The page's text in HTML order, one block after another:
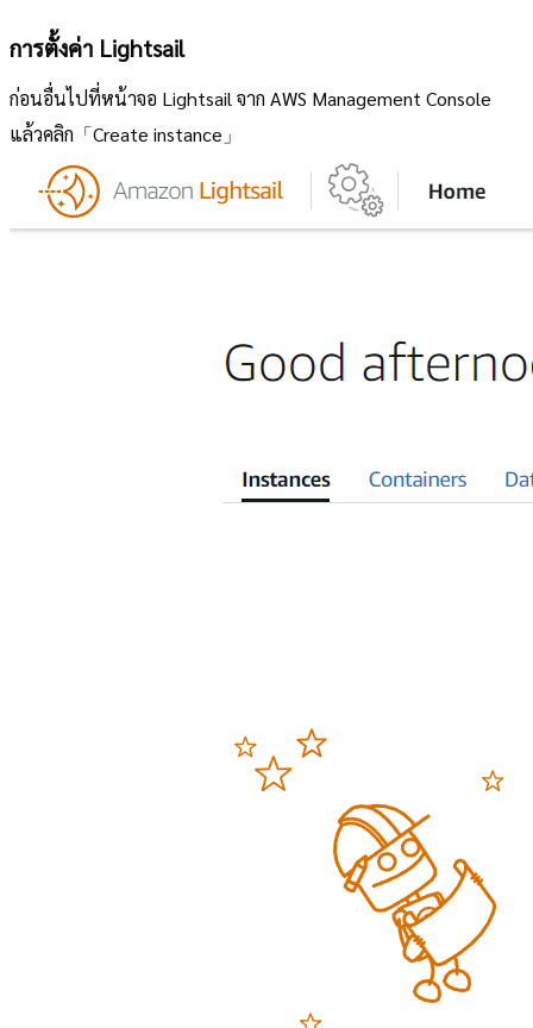
การตั้งค่า Lightsail
ก่อนอื่นไปที่หน้าจอ Lightsail จาก AWS Management Console
แล้วคลิก「Create instance」